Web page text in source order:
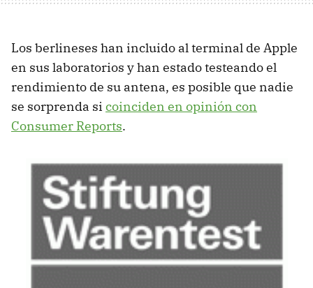
Los berlineses han incluido al terminal de Apple
en sus laboratorios y han estado testeando el
rendimiento de su antena, es posible que nadie
se sorprenda si coinciden en opinión con
Consumer Reports.